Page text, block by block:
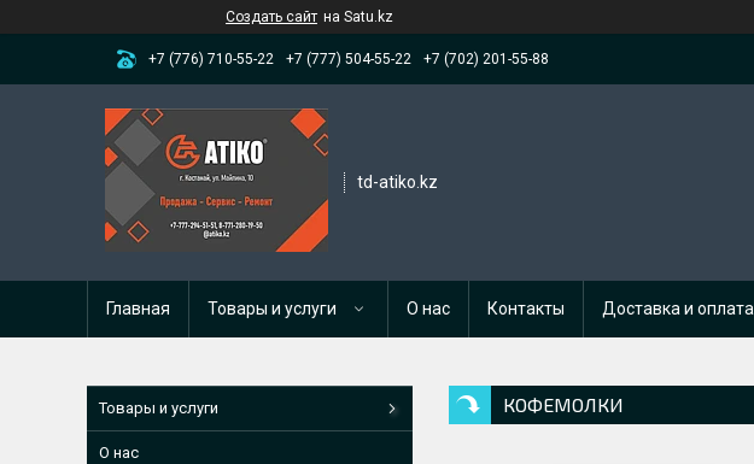
Создать сайт на Satu.kz
+7 (776) 710-55-22 +7 (777) 504-55-22 +7 (702) 201-55-88
td-atiko.kz
Главная Товары и услуги О нас Контакты Доставка и оплата
КОФЕМОЛКИ
Товары и услуги
О нас